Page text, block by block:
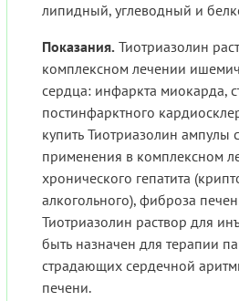
липидный, углеводный и
Показания. Тиотриазолин
комплексном лечении
сердца: инфаркта миокарда,
постинфарктного
купить Тиотриазолин ампулы
применения в комплексном
хронического гепатита
алкогольного), фиброза
Тиотриазолин раствор для
быть назначен для терапии
страдающих сердечной
печени.